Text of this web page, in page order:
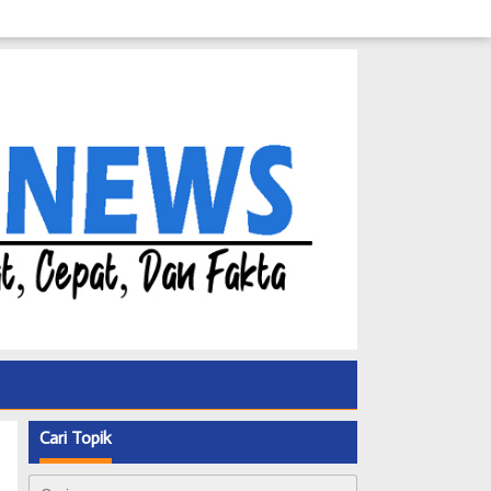
Cari Topik